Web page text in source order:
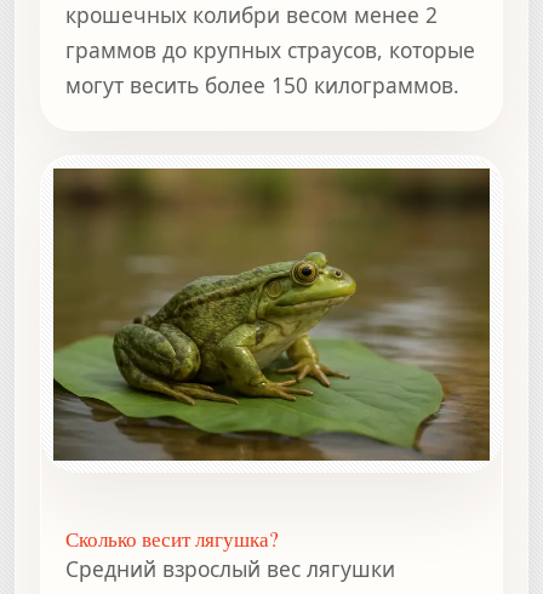
крошечных колибри весом менее 2
граммов до крупных страусов, которые
могут весить более 150 килограммов.
Сколько весит лягушка?
Средний взрослый вес лягушки